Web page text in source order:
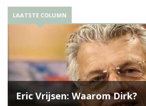
LAATSTE COLUMN
Eric Vrijsen: Waarom Dirk?